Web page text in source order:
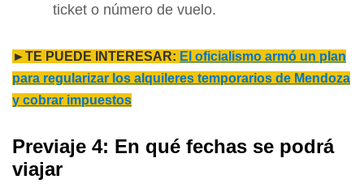
ticket o número de vuelo.
►TE PUEDE INTERESAR: El oficialismo armó un plan
para regularizar los alquileres temporarios de Mendoza
y cobrar impuestos
Previaje 4: En qué fechas se podrá
viajar